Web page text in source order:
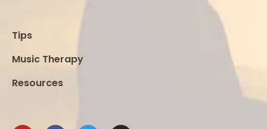
Tips
Music Therapy
Resources